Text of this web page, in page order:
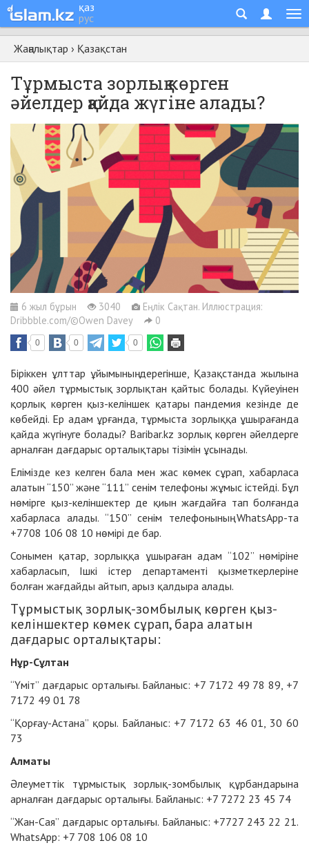
қаз
рус
Жаңалықтар › Қазақстан
Тұрмыста зорлық көрген
әйелдер қайда жүгіне алады?
6 жыл бұрын 3040
Еңлік Сақтан. Иллюстрация:
Dribbble.com/©Owen Davey
0
0 0 0
Біріккен ұлттар ұйымының дерегінше, Қазақстанда жылына
400 әйел тұрмыстық зорлықтан қайтыс болады. Күйеуінен
қорлық көрген қыз-келіншек қатары пандемия кезінде де
көбейді. Ер адам ұрғанда, тұрмыста зорлыққа ұшырағанда
қайда жүгінуге болады? Baribar.kz зорлық көрген әйелдерге
арналған дағдарыс орталықтары тізімін ұсынады.
Елімізде кез келген бала мен жас көмек сұрап, хабарласа
алатын “150” және “111” сенім телефоны жұмыс істейді. Бұл
нөмірге қыз-келіншектер де қиын жағдайға тап болғанда
хабарласа алады. “150” сенім телефонының WhatsApp-та
+7708 106 08 10 нөмірі де бар.
Сонымен қатар, зорлыққа ұшыраған адам “102” нөміріне
хабарласып, Ішкі істер департаменті қызметкерлеріне
болған жағдайды айтып, арыз қалдыра алады.
Тұрмыстық зорлық-зомбылық көрген қыз-
келіншектер көмек сұрап, бара алатын
дағдарыс орталықтары:
Нұр-Сұлтан
“Үміт” дағдарыс орталығы. Байланыс: +7 7172 49 78 89, +7
7172 49 01 78
“Қорғау-Астана” қоры. Байланыс: +7 7172 63 46 01, 30 60
73
Алматы
Әлеуметтік тұрмыстық зорлық-зомбылық құрбандарына
арналған дағдарыс орталығы. Байланыс: +7 7272 23 45 74
“Жан-Cая” дағдарыс орталығы. Байланыс: +7727 243 22 21.
WhatsApp: +7 708 106 08 10